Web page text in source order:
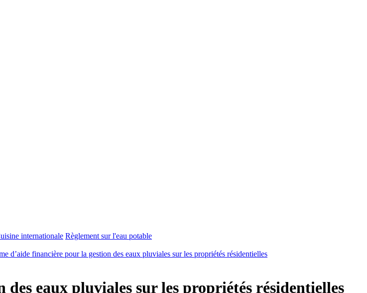
internationale Règlement sur l'eau potable
d’aide financière pour la gestion des eaux pluviales sur les propriétés résidentielles
eaux pluviales sur les propriétés résidentielles